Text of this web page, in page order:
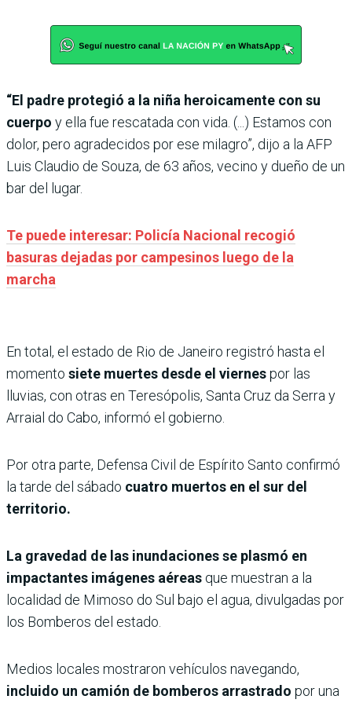
“El padre protegió a la niña heroicamente con su
cuerpo y ella fue rescatada con vida. (...) Estamos con
dolor, pero agradecidos por ese milagro”, dijo a la AFP
Luis Claudio de Souza, de 63 años, vecino y dueño de un
bar del lugar.
Te puede interesar: Policía Nacional recogió
basuras dejadas por campesinos luego de la
marcha
En total, el estado de Rio de Janeiro registró hasta el
momento siete muertes desde el viernespor las
lluvias, con otras en Teresópolis, Santa Cruz da Serra y
Arraial do Cabo, informó el gobierno.
Por otra parte, Defensa Civil de Espírito Santo confirmó
la tarde del sábado cuatro muertos en el sur del
territorio.
La gravedad de las inundaciones se plasmó en
impactantes imágenes aéreas que muestran a la
localidad de Mimoso do Sul bajo el agua, divulgadas por
los Bomberos del estado.
Medios locales mostraron vehículos navegando,
incluido un camión de bomberos arrastrado por una